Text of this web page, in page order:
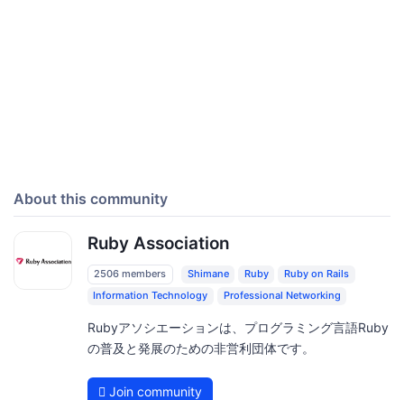
About this community
Ruby Association
2506 members Shimane Ruby
Ruby on Rails
Information Technology
Professional Networking
Rubyアソシエーションは、プログラミング言語Ruby
の普及と発展のための非営利団体です。
Join community